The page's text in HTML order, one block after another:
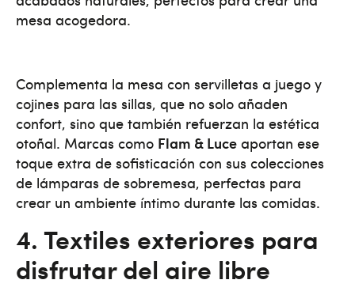
mesa acogedora​.
Complementa la mesa con servilletas a juego y
cojines para las sillas, que no solo añaden
confort, sino que también refuerzan la estética
otoñal. Marcas como Flam & Luce aportan ese
toque extra de sofisticación con sus colecciones
de lámparas de sobremesa, perfectas para
crear un ambiente íntimo durante las comidas​.
4. Textiles exteriores para
disfrutar del aire libre